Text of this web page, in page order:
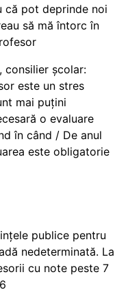
că pot deprinde noi
să mă întorc în
consilier școlar:
este un stres
mai puțini
o evaluare
în când / De anul
este obligatorie
publice pentru
nedeterminată. La
cu note peste 7